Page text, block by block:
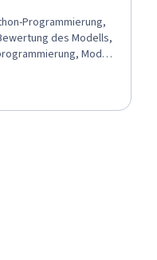
Programmierung,
des Modells,
Modell-
Bildanalyse,
Modell